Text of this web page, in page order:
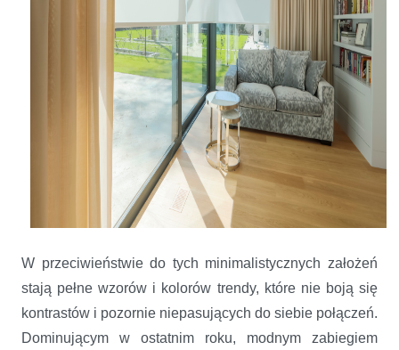
W przeciwieństwie do tych minimalistycznych założeń
stają pełne wzorów i kolorów trendy, które nie boją się
kontrastów i pozornie niepasujących do siebie połączeń.
Dominującym w ostatnim roku, modnym zabiegiem